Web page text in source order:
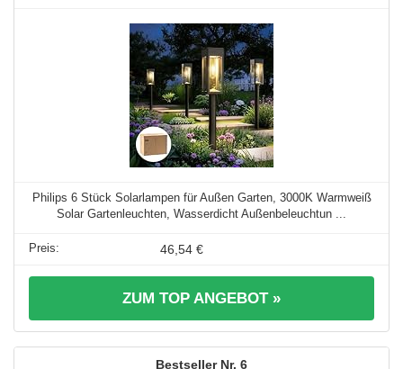
Philips 6 Stück Solarlampen für Außen Garten, 3000K Warmweiß
Solar Gartenleuchten, Wasserdicht Außenbeleuchtun ...
46,54 €
ZUM TOP ANGEBOT »
6